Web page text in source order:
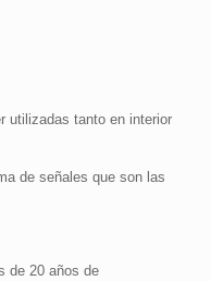
utilizadas tanto en interior
de señales que son las
de 20 años de